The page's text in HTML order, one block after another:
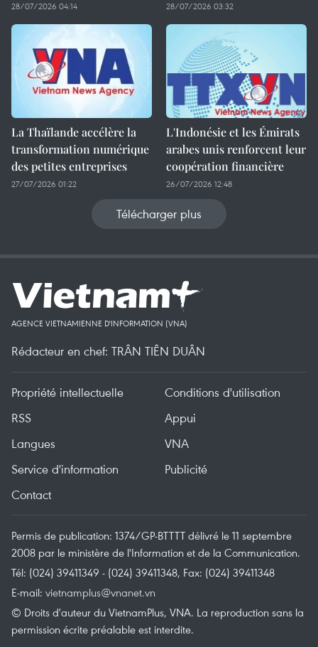
28/07/2026 04:14 28/07/2026 03:32
La Thaïlande accélère la
transformation numérique
des petites entreprises
27/07/2026 01:22
L'Indonésie et les Émirats
arabes unis renforcent leur
coopération financière
26/07/2026 12:48
Télécharger plus
AGENCE VIETNAMIENNE D'INFORMATION (VNA)
Rédacteur en chef: TRÂN TIÊN DUÂN
Propriété intellectuelle
Conditions d'utilisation
RSS
Appui
Langues
VNA
Service d'information
Publicité
Contact
Permis de publication: 1374/GP-BTTTT délivré le 11 septembre
2008 par le ministère de l'Information et de la Communication.
Tél: (024) 39411349 - (024) 39411348, Fax: (024) 39411348
E-mail: vietnamplus@vnanet.vn
© Droits d'auteur du VietnamPlus, VNA. La reproduction sans la
permission écrite préalable est interdite.